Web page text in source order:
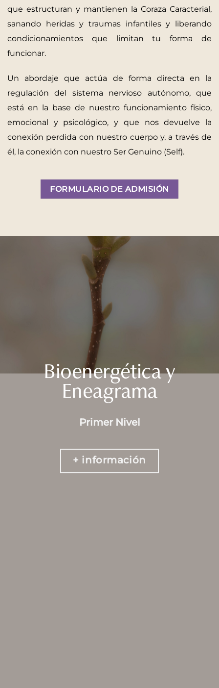
que estructuran y mantienen la Coraza Caracterial,
sanando heridas y traumas infantiles y liberando
condicionamientos que limitan tu forma de
funcionar.
Un abordaje que actúa de forma directa en la
regulación del sistema nervioso autónomo, que
está en la base de nuestro funcionamiento físico,
emocional y psicológico, y que nos devuelve la
conexión perdida con nuestro cuerpo y, a través de
él, la conexión con nuestro Ser Genuino (Self).
FORMULARIO DE ADMISIÓN
Bioenergética y
Eneagrama
Primer Nivel
+ información